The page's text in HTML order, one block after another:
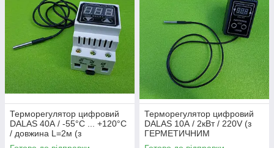
Терморегулятор цифровий
DALAS 40А / -55°С ... +120°С
/ довжина L=2м (з
ГЕРМЕТИЧНИМ
Терморегулятор цифровий
DALAS 10А / 2кВт / 220V (з
ГЕРМЕТИЧНИМ
термодатчиком